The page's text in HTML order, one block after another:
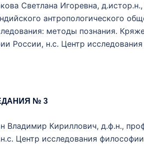
Светлана Игоревна,
антропологического
методы познания.
России, н.с. Центр
№ 3
Кириллович, д.ф.н.,
Центр исследования